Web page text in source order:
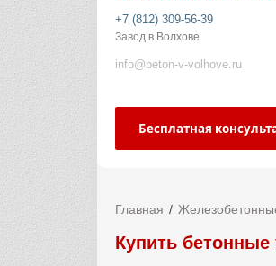
+7 (812) 309-56-39
Завод в Волхове
info@beton-v-volhove.ru
Бесплатная
Главная
Купить